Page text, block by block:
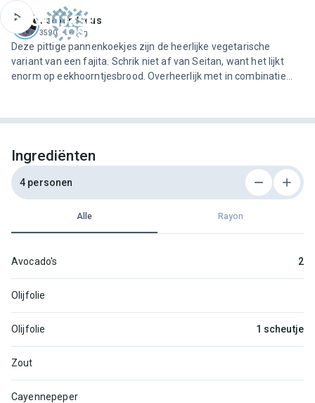
Jeroen Meus
3590 recepten
Deze pittige pannenkoekjes zijn de heerlijke vegetarische
variant van een fajita. Schrik niet af van Seitan, want het lijkt
enorm op eekhoorntjesbrood. Overheerlijk met in combinatie
Ingrediënten
4 personen
Alle Rayon
Avocado's 2
Olijfolie
Olijfolie 1 scheutje
Zout
Cayennepeper